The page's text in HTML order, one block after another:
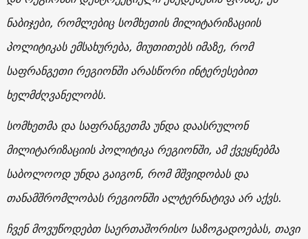
ნაბიჯები, რომლებიც სომხეთის მილიტარიზაციის
პოლიტიკას ემსახურება, მიუთითებს იმაზე, რომ
საფრანგეთი რეგიონში არასწორი ინტერესებით
ხელმძღვანელობს.
სომხეთმა და საფრანგეთმა უნდა დაასრულონ
მილიტარიზაციის პოლიტიკა რეგიონში, ამ ქვეყნებმა
საბოლოოდ უნდა გაიგონ, რომ მშვიდობას და
თანამშრომლობას რეგიონში ალტერნატივა არ აქვს.
ჩვენ მოვუწოდებთ საერთაშორისო საზოგადოებას, თავი